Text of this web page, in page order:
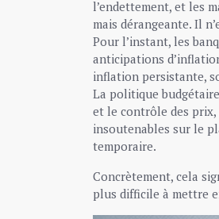
l’endettement, et les
mais dérangeante. Il
Pour l’instant, les
anticipations
inflation persistante,
La politique
et le contrôle des
insoutenables sur le
temporaire.
Concrètement, cela
plus difficile à mettre